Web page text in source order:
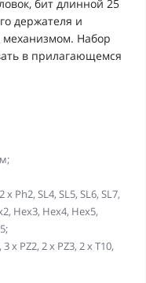
бит длинной 25
держателя и
Набор
в прилагающемся
Ph2, SL4, SL5, SL6, SL7,
Hex3, Hex4, Hex5,
x PZ2, 2 x PZ3, 2 x T10,